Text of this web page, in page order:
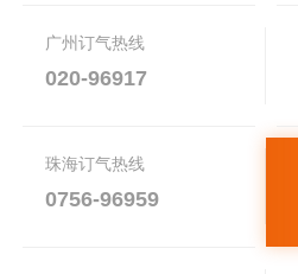
广州订气热线
020-96917
珠海订气热线
0756-96959